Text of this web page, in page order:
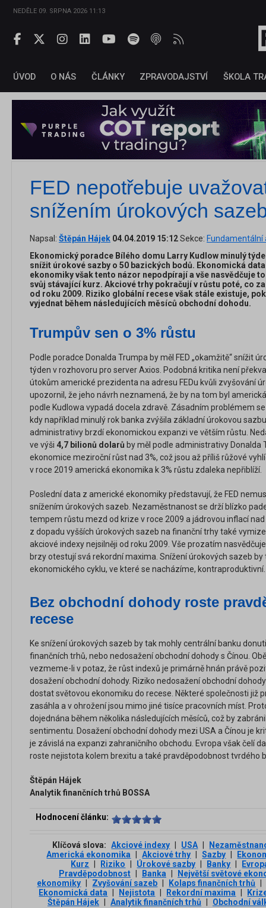
NEDĚLE 09. SRPNA 2026 11:13
ÚVOD O NÁS ČLÁNKY ZPRAVODAJSTVÍ ŠKOLA
FED nepotřebuje
snížením úrokových
Napsal: Štěpán Hájek 04.04.2019 15:12Sekce: Fundamentální
Ekonomický poradce Bílého domu Larry Kudlow minulý
snížit úrokové sazby o 50 bazických bodů. Ekonomická
ekonomiky však tento názor nepodpírají a vše nasvědčuje
svůj stávající kurz. Akciové trhy pokračují v růstu poté, co
od roku 2009. Riziko globální recese však stále existuje,
vyjednat během následujících měsíců obchodní dohodu.
Trumpův sen o 3% růstu
Podle poradce Donalda Trumpa by měl FED „okamžitě“ snížit
týden v rozhovoru pro server Axios. Podobná kritika není
útokům americké prezidenta na adresu FEDu kvůli zvyšování
upozornil, že jeho návrh neznamená, že by na tom byl
podle Kudlowa vypadá docela zdravě. Zásadním problémem
kdy například minulý rok banka zvýšila základní úrokovou
administrativy brzdí ekonomickou expanzi ve větším růstu.
ve výši 4,7 bilionů dolarů by měl podle administrativy
ekonomice meziroční růst nad 3%, což jsou až příliš růžové
v roce 2019 americká ekonomika k 3% růstu zdaleka nepřiblíží.
Poslední data z americké ekonomiky představují, že FED
snížením úrokových sazeb. Nezaměstnanost se drží blízko
tempem růstu mezd od krize v roce 2009 a jádrovou inflací
z dopadu vyšších úrokových sazeb na finanční trhy také
akciové indexy nejsilněji od roku 2009. Vše prozatím
brzy otestují svá rekordní maxima. Snížení úrokových sazeb
ekonomického cyklu, ve které se nacházíme, kontraproduktivní.
Bez obchodní dohody roste
recese
Ke snížení úrokových sazeb by tak mohly centrální banku
finančních trhů, nebo nedosažení obchodní dohody s Čínou.
vezmeme-li v potaz, že růst indexů je primárně hnán právě
dosažení obchodní dohody. Riziko nedosažení obchodní
dostat světovou ekonomiku do recese. Některé společnosti již
zasáhla a v ohrožení jsou mimo jiné tisíce pracovních míst.
dojednána během několika následujících měsíců, což by
sentimentu. Dosažení obchodní dohody mezi USA a Čínou je
je závislá na expanzi zahraničního obchodu. Evropa však čelí
roste nejistota kolem brexitu a také pravděpodobnost tvrdého
Štěpán Hájek
Analytik finančních trhů BOSSA
Hodnocení článku:
Klíčová slova: Akciové indexy USA
Americká ekonomika
Akciové trhy Sazby
Kurz
Riziko Úrokové sazby Banky
Pravděpodobnost
Banka
Největší světové
ekonomiky
Zvyšování sazeb Kolaps finančních trhů
Ekonomická data
Nejistota Rekordní maxima
Štěpán Hájek
Analytik finančních trhů Obchodní